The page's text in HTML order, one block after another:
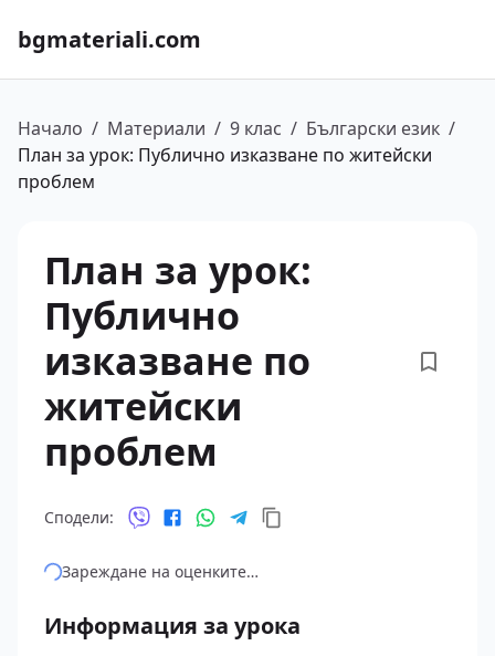
bgmateriali.com
Начало / Материали / 9 клас / Български език /
План за урок: Публично изказване по житейски
проблем
План за урок:
Публично
изказване по
житейски
проблем
Сподели:
Зареждане на оценките…
Информация за урока